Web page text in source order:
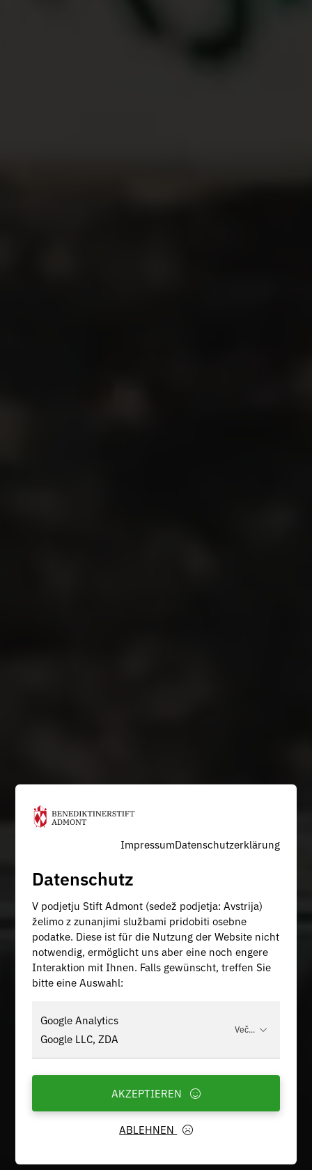
ImpressumDatenschutzerklärung
Datenschutz
V podjetju Stift Admont (sedež podjetja: Avstrija)
želimo z zunanjimi službami pridobiti osebne
podatke. Diese ist für die Nutzung der Website nicht
notwendig, ermöglicht uns aber eine noch engere
Interaktion mit Ihnen. Falls gewünscht, treffen Sie
bitte eine Auswahl:
Google Analytics
Google LLC, ZDA
Več...
ABLEHNEN
AKZEPTIEREN